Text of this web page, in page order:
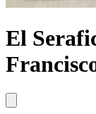
El